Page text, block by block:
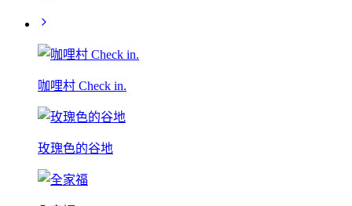
咖哩村 Check in.
玫瑰色的谷地